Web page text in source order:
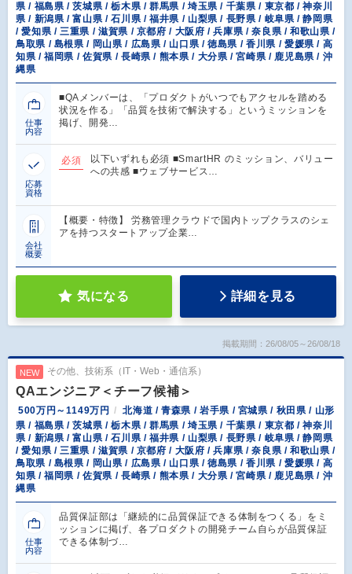
県 / 福島県 / 茨城県 / 栃木県 / 群馬県 / 埼玉県 / 千葉県 / 東京都 / 神奈川
県 / 新潟県 / 富山県 / 石川県 / 福井県 / 山梨県 / 長野県 / 岐阜県 / 静岡県
/ 愛知県 / 三重県 / 滋賀県 / 京都府 / 大阪府 / 兵庫県 / 奈良県 / 和歌山県 /
鳥取県 / 島根県 / 岡山県 / 広島県 / 山口県 / 徳島県 / 香川県 / 愛媛県 / 高
知県 / 福岡県 / 佐賀県 / 長崎県 / 熊本県 / 大分県 / 宮崎県 / 鹿児島県 / 沖
縄県
仕事
内容
■QAメンバーは、「プロダクトがいつでもアクセルを踏める
状況を作る」「品質を技術で解決する」というミッションを
掲げ、開発…
応募
資格
必須
以下いずれも必須 ■SmartHR のミッション、バリュー
への共感 ■ウェブサービス…
会社
概要
【概要・特徴】 労務管理クラウドで国内トップクラスのシェ
アを持つスタートアップ企業…
気になる 詳細を見る
掲載期間：26/08/05～26/08/18
NEW その他、技術系（IT・Web・通信系）
QAエンジニア＜チーフ候補＞
500万円～1149万円
北海道 / 青森県 / 岩手県 / 宮城県 / 秋田県 / 山形
県 / 福島県 / 茨城県 / 栃木県 / 群馬県 / 埼玉県 / 千葉県 / 東京都 / 神奈川
県 / 新潟県 / 富山県 / 石川県 / 福井県 / 山梨県 / 長野県 / 岐阜県 / 静岡県
/ 愛知県 / 三重県 / 滋賀県 / 京都府 / 大阪府 / 兵庫県 / 奈良県 / 和歌山県 /
鳥取県 / 島根県 / 岡山県 / 広島県 / 山口県 / 徳島県 / 香川県 / 愛媛県 / 高
知県 / 福岡県 / 佐賀県 / 長崎県 / 熊本県 / 大分県 / 宮崎県 / 鹿児島県 / 沖
縄県
仕事
内容
品質保証部は「継続的に品質保証できる体制をつくる」をミ
ッションに掲げ、各プロダクトの開発チーム自らが品質保証
できる体制づ…